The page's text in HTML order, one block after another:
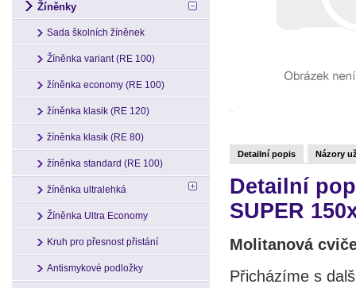
Detailní popis Názory
Detailní
SUPER
Molitanová
Přicházíme s
Žíněnky
Sada školních žíněnek
Žíněnka variant (RE 100)
žíněnka economy (RE 100)
žíněnka klasik (RE 120)
žíněnka klasik (RE 80)
žíněnka standard (RE 100)
žíněnka ultralehká
Žíněnka Ultra Economy
Kruh pro přesnost přistání
Antismykové podložky